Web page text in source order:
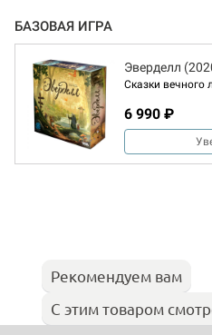
БАЗОВАЯ ИГРА
Эверделл
Сказки вечного
6 990 ₽
Рекомендуем вам
С этим товаром